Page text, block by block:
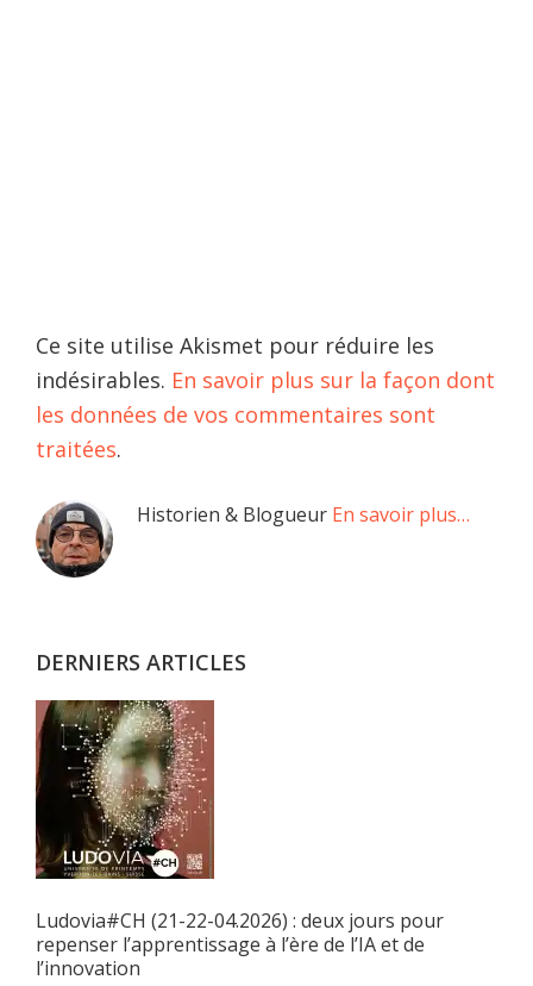
Ce site utilise Akismet pour réduire les
indésirables. En savoir plus sur la façon dont
les données de vos commentaires sont
traitées.
Barre
latérale
Historien & Blogueur En savoir plus…
DERNIERS ARTICLES
Ludovia#CH (21-22-04.2026) : deux jours pour
repenser l’apprentissage à l’ère de l’IA et de
l’innovation